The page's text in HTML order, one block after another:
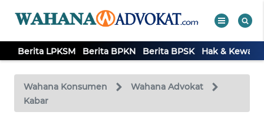
Berita LPKSM Berita BPKN Berita BPSK Hak &
Wahana Konsumen
Wahana Advokat
Kabar
TV
Tutup